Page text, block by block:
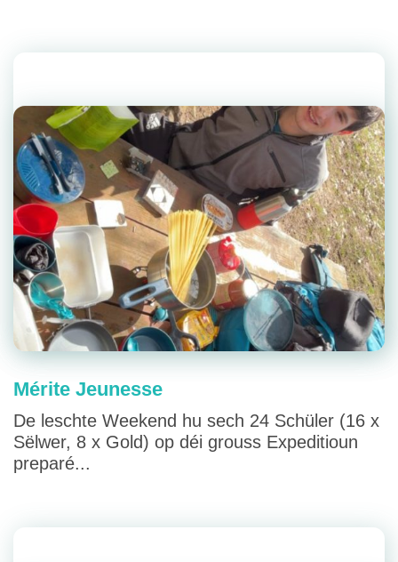
Mérite Jeunesse
De leschte Weekend hu sech 24 Schüler (16 x
Sëlwer, 8 x Gold) op déi grouss Expeditioun
preparé...